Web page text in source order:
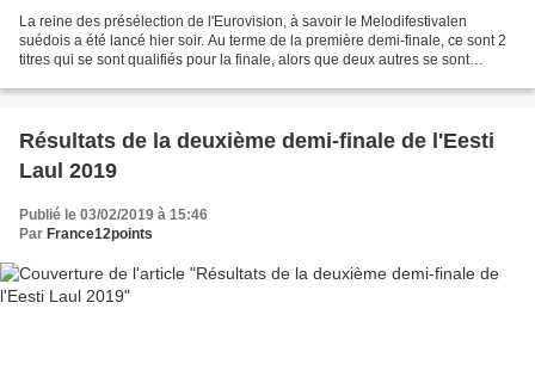
La reine des présélection de l'Eurovision, à savoir le Melodifestivalen
suédois a été lancé hier soir. Au terme de la première demi-finale, ce sont 2
titres qui se sont qualifiés pour la finale, alors que deux autres se sont
Résultats de la deuxième demi-finale de l'Eesti
Laul 2019
Publié le 03/02/2019 à 15:46
Par France12points